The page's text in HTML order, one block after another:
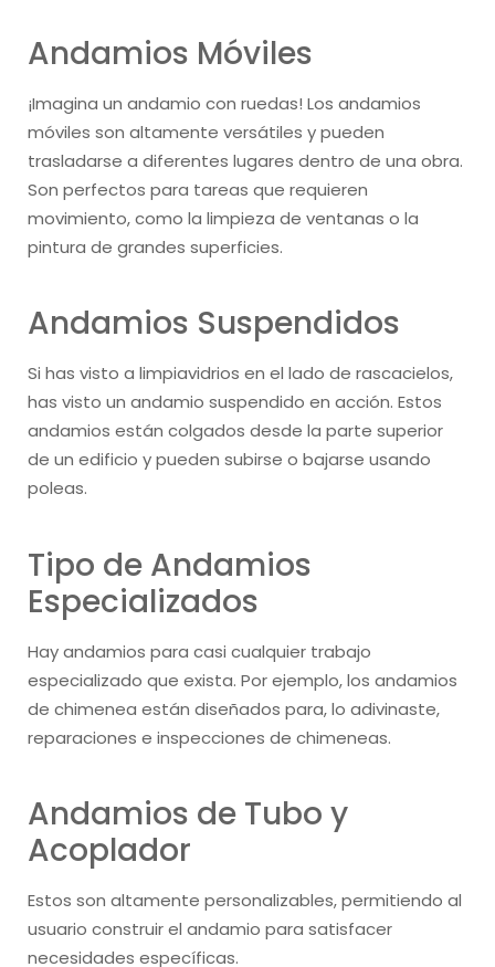
Andamios Móviles
¡Imagina un andamio con ruedas! Los andamios
móviles son altamente versátiles y pueden
trasladarse a diferentes lugares dentro de una obra.
Son perfectos para tareas que requieren
movimiento, como la limpieza de ventanas o la
pintura de grandes superficies.
Andamios Suspendidos
Si has visto a limpiavidrios en el lado de rascacielos,
has visto un andamio suspendido en acción. Estos
andamios están colgados desde la parte superior
de un edificio y pueden subirse o bajarse usando
poleas.
Tipo de Andamios
Especializados
Hay andamios para casi cualquier trabajo
especializado que exista. Por ejemplo, los andamios
de chimenea están diseñados para, lo adivinaste,
reparaciones e inspecciones de chimeneas.
Andamios de Tubo y
Acoplador
Estos son altamente personalizables, permitiendo al
usuario construir el andamio para satisfacer
necesidades específicas.